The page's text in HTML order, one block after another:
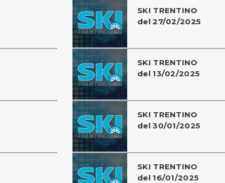
SKI TRENTINO
del 27/02/2025
SKI TRENTINO
del 13/02/2025
SKI TRENTINO
del 30/01/2025
SKI TRENTINO
del 16/01/2025